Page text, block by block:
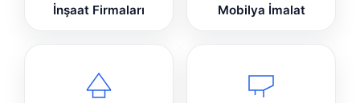
İnşaat Firmaları Mobilya İmalat